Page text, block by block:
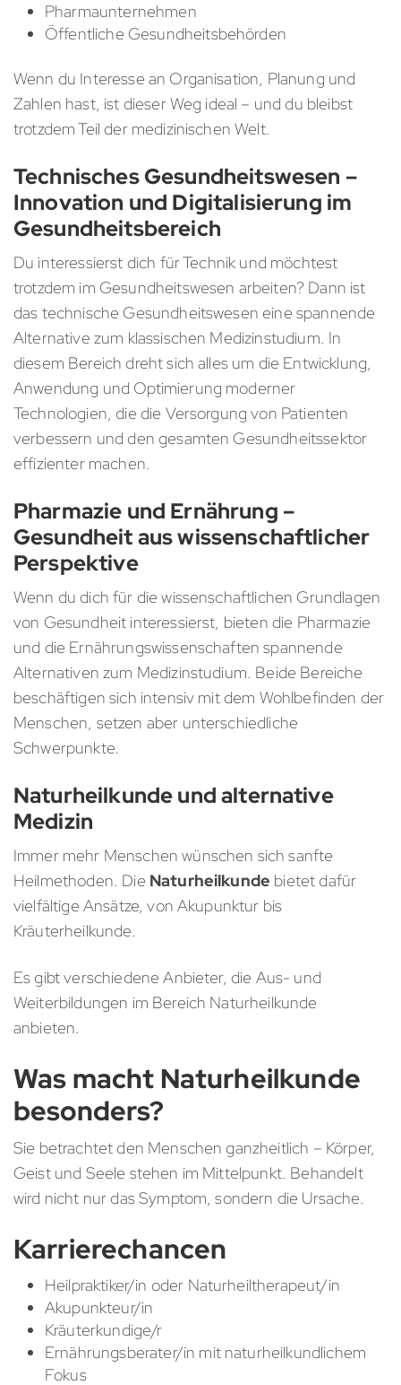
Pharmaunternehmen
Öffentliche Gesundheitsbehörden
Wenn du Interesse an Organisation, Planung und
Zahlen hast, ist dieser Weg ideal – und du bleibst
trotzdem Teil der medizinischen Welt.
Technisches Gesundheitswesen –
Innovation und Digitalisierung im
Gesundheitsbereich
Du interessierst dich für Technik und möchtest
trotzdem im Gesundheitswesen arbeiten? Dann ist
das technische Gesundheitswesen eine spannende
Alternative zum klassischen Medizinstudium. In
diesem Bereich dreht sich alles um die Entwicklung,
Anwendung und Optimierung moderner
Technologien, die die Versorgung von Patienten
verbessern und den gesamten Gesundheitssektor
effizienter machen.
Pharmazie und Ernährung –
Gesundheit aus wissenschaftlicher
Perspektive
Wenn du dich für die wissenschaftlichen Grundlagen
von Gesundheit interessierst, bieten die Pharmazie
und die Ernährungswissenschaften spannende
Alternativen zum Medizinstudium. Beide Bereiche
beschäftigen sich intensiv mit dem Wohlbefinden der
Menschen, setzen aber unterschiedliche
Schwerpunkte.
Naturheilkunde und alternative
Medizin
Immer mehr Menschen wünschen sich sanfte
Heilmethoden. Die Naturheilkunde bietet dafür
vielfältige Ansätze, von Akupunktur bis
Kräuterheilkunde.
Es gibt verschiedene Anbieter, die Aus- und
Weiterbildungen im Bereich Naturheilkunde
anbieten.
Was macht Naturheilkunde
besonders?
Sie betrachtet den Menschen ganzheitlich – Körper,
Geist und Seele stehen im Mittelpunkt. Behandelt
wird nicht nur das Symptom, sondern die Ursache.
Karrierechancen
Heilpraktiker/in oder Naturheiltherapeut/in
Akupunkteur/in
Kräuterkundige/r
Ernährungsberater/in mit naturheilkundlichem
Fokus